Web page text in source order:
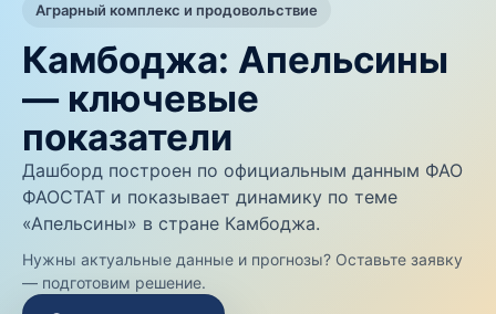
Аграрный комплекс и продовольствие
Камбоджа: Апельсины
— ключевые
показатели
Дашборд построен по официальным данным ФАО
ФАОСТАТ и показывает динамику по теме
«Апельсины» в стране Камбоджа.
Нужны актуальные данные и прогнозы? Оставьте заявку
— подготовим решение.